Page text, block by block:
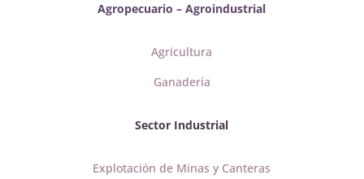
Agropecuario – Agroindustrial
Agricultura
Ganadería
Sector Industrial
Explotación de Minas y Canteras